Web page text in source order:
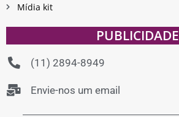
Mídia kit
PUBLICIDADE
(11) 2894-8949
Envie-nos um email